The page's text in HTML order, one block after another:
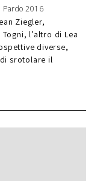
Pardo 2016
Ziegler,
l’altro di Lea
diverse,
srotolare il